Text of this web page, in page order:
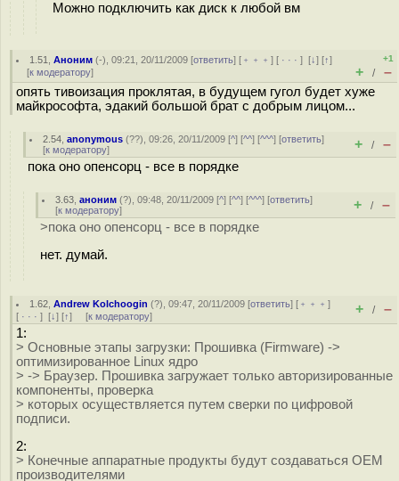
Можно подключить как диск к любой вм
1.51 ,Аноним (-), 09:21, 20/11/2009 [ответить] [ ﹢﹢﹢] [ · · ·][↓] [↑]
[к модератору]
+1
+ / –
опять тивоизация проклятая, в будущем гугол будет хуже
майкрософта, эдакий большой брат с добрым лицом...
2.54 ,anonymous (??), 09:26, 20/11/2009 [^] [^^] [^^^] [ответить]
[к модератору] + / –
пока оно опенсорц - все в порядке
3.63 ,аноним (?), 09:48, 20/11/2009 [^] [^^] [^^^] [ответить]
[к модератору] + / –
>пока оно опенсорц - все в порядке
нет. думай.
1.62 ,Andrew Kolchoogin (?), 09:47, 20/11/2009 [ответить] [ ﹢﹢﹢]
[ · · · ] [↓] [↑] [к модератору] + / –
1:
> Основные этапы загрузки: Прошивка (Firmware) ->
оптимизированное Linux ядро
> -> Браузер. Прошивка загружает только авторизированные
компоненты, проверка
> которых осуществляется путем сверки по цифровой
подписи.
2:
> Конечные аппаратные продукты будут создаваться OEM
производителями